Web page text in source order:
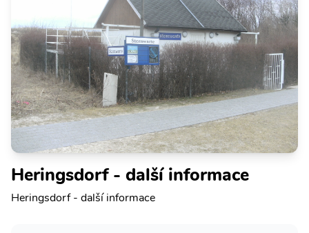
Heringsdorf - další informace
Heringsdorf - další informace